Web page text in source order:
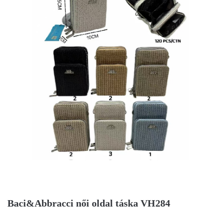
Baci&Abbracci női oldal táska VH284